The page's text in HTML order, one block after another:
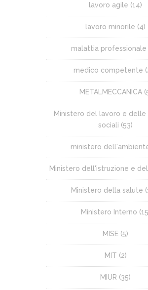
lavoro agile (14)
lavoro minorile (4)
malattia professionale
medico competente
METALMECCANICA
Ministero del lavoro e delle
sociali (53)
ministero
Ministero dell'istruzione e
Ministero della salute
Ministero Interno
MISE (5)
MIT (2)
MIUR (35)